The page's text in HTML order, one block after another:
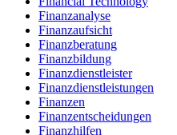
Finanzanalyse
Finanzaufsicht
Finanzberatung
Finanzbildung
Finanzdienstleister
Finanzdienstleistungen
Finanzen
Finanzentscheidungen
Finanzhilfen